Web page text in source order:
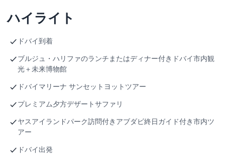
ハイライト
ドバイ到着
ブルジュ・ハリファのランチまたはディナー付きドバイ市内観
光＋未来博物館
ドバイマリーナ サンセットヨットツアー
プレミアム夕方デザートサファリ
ヤスアイランドパーク訪問付きアブダビ終日ガイド付き市内ツ
アー
ドバイ出発